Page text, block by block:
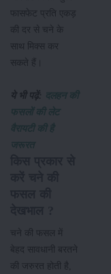
फासफेट प्रति एकड़
की दर से चने के
साथ मिक्स कर
सकते हैं।
ये भी पढ़ें: दलहन की
फसलों की लेट
वैरायटी की है
जरूरत
चने की फसल में
बेहद सावधानी बरतने
की जरुरत होती है,